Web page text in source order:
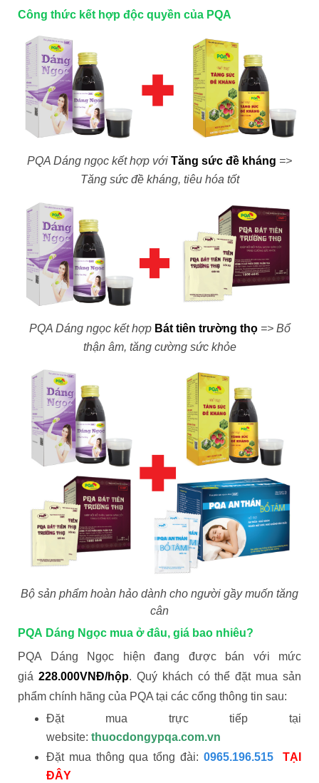
Công thức kết hợp độc quyền của PQA
PQA Dáng ngọc kết hợp với Tăng sức đề kháng =>
Tăng sức đề kháng, tiêu hóa tốt
PQA Dáng ngọc kết hợp Bát tiên trường thọ=> Bổ
thận âm, tăng cường sức khỏe
Bộ sản phẩm hoàn hảo dành cho người gầy muốn tăng
cân
PQA Dáng Ngọc mua ở đâu, giá bao nhiêu?
PQA Dáng Ngọc hiện đang được bán với mức
giá 228.000VNĐ/hộp. Quý khách có thể đặt mua sản
phẩm chính hãng của PQA tại các cổng thông tin sau:
Đặt mua trực tiếp tại
website: thuocdongypqa.com.vn
Đặt mua thông qua tổng đài: 0965.196.515
TẠI
ĐÂY